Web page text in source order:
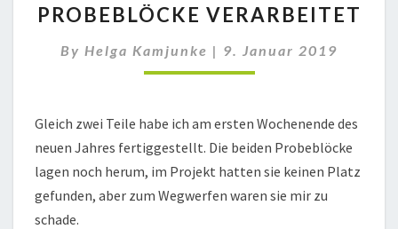
VERARBEITET
PROBEBLÖCKE VERARBEITET
By Helga Kamjunke | 9. Januar 2019
Gleich zwei Teile habe ich am ersten Wochenende des
neuen Jahres fertiggestellt. Die beiden Probeblöcke
lagen noch herum, im Projekt hatten sie keinen Platz
gefunden, aber zum Wegwerfen waren sie mir zu
schade.